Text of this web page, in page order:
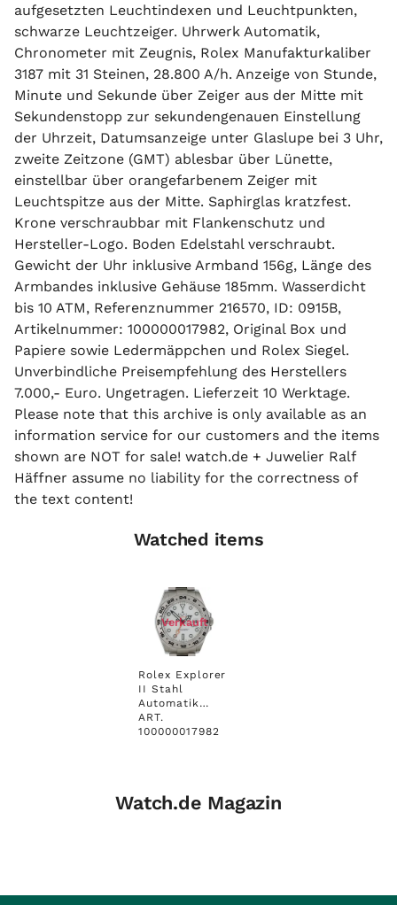
aufgesetzten Leuchtindexen und Leuchtpunkten,
schwarze Leuchtzeiger. Uhrwerk Automatik,
Chronometer mit Zeugnis, Rolex Manufakturkaliber
3187 mit 31 Steinen, 28.800 A/h. Anzeige von Stunde,
Minute und Sekunde über Zeiger aus der Mitte mit
Sekundenstopp zur sekundengenauen Einstellung
der Uhrzeit, Datumsanzeige unter Glaslupe bei 3 Uhr,
zweite Zeitzone (GMT) ablesbar über Lünette,
einstellbar über orangefarbenem Zeiger mit
Leuchtspitze aus der Mitte. Saphirglas kratzfest.
Krone verschraubbar mit Flankenschutz und
Hersteller-Logo. Boden Edelstahl verschraubt.
Gewicht der Uhr inklusive Armband 156g, Länge des
Armbandes inklusive Gehäuse 185mm. Wasserdicht
bis 10 ATM, Referenznummer 216570, ID: 0915B,
Artikelnummer: 100000017982, Original Box und
Papiere sowie Ledermäppchen und Rolex Siegel.
Unverbindliche Preisempfehlung des Herstellers
7.000,- Euro. Ungetragen. Lieferzeit 10 Werktage.
Please note that this archive is only available as an
information service for our customers and the items
shown are NOT for sale! watch.de + Juwelier Ralf
Häffner assume no liability for the correctness of
the text content!
Watched items
Verkauft
Rolex Explorer
II Stahl
Automatik
42mm
Ref.216570 UVP
ART.
100000017982
Watch.de Magazin